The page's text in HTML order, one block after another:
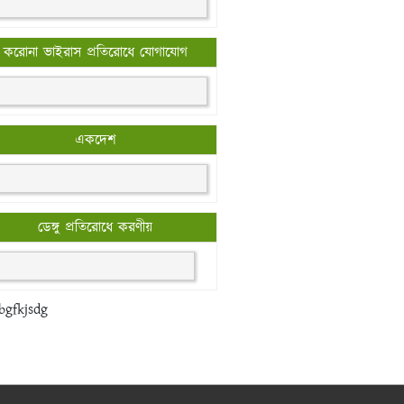
করোনা ভাইরাস প্রতিরোধে যোগাযোগ
একদেশ
ডেঙ্গু প্রতিরোধে করণীয়